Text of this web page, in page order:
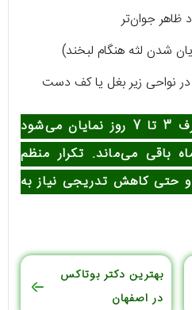
ظاهر جوان‌تر
شدن لثه هنگام لبخند)
نواحی زیر بغل یا کف دست
نتایج بوتاکس معمولاً ظرف 3 تا 7 روز نمایان می‌شود
آن بین 3 تا 6 ماه باقی می‌ماند. تکرار منظم
حتی کاهش تدریجی نیاز به
بهترین دکتر بوتاکس
در اصفهان